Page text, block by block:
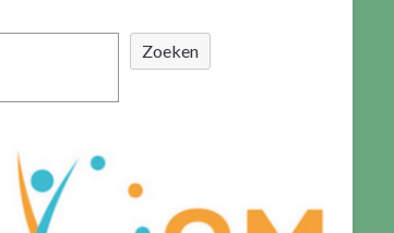
Zoeken